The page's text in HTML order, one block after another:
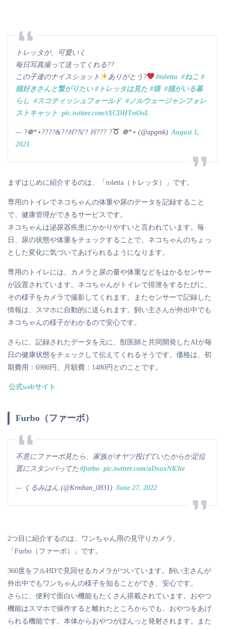
トレッタが、可愛いく
毎日写真撮って送ってくれる??
この子達のナイスショット
ありがとう? #toletta #ねこ #
猫好きさんと繋がりたい #トレッタは見た #猫 #猫がいる暮
らし #スコティッシュフォールド #ノルウェージャンフォレ
ストキャット
pic.twitter.com/tXCDHTnOoL
— ?❁*⋆????&??ℍ?ℕ'? ℍ??? ? ❁*⋆ (@apgmk) August 1,
2021
まずはじめに紹介するのは、「toletta（トレッタ）」です。
専用のトイレでネコちゃんの体重や尿のデータを記録すること
で、健康管理ができるサービスです。
ネコちゃんは泌尿器疾患にかかりやすいと言われています。毎
日、尿の状態や体重をチェックすることで、ネコちゃんのちょっ
とした変化に気づいてあげられるようになります。
専用のトイレには、カメラと尿の量や体重などをはかるセンサー
が設置されています。ネコちゃんがトイレで排泄をするたびに、
その様子をカメラで撮影してくれます。またセンサーで記録した
情報は、スマホに自動的に送られます。飼い主さんが外出中でも
ネコちゃんの様子がわかるので安心です。
さらに、記録されたデータを元に、獣医師と共同開発したAIが毎
日の健康状態をチェックして伝えてくれるそうです。価格は、初
期費用：6980円、月額費：1480円とのことです。
公式webサイト
Furbo（ファーボ）
不意にファーボ見たら、家族がオヤツ投げていたからか定位
置にスタンバってた#furbo pic.twitter.com/aDxoxNK3te
— くるみはん (@Krmhan_0831) June 27, 2022
2つ目に紹介するのは、ワンちゃん用の見守りカメラ、
「Furbo（ファーボ）」です。
360度をフルHDで見回せるカメラがついています。飼い主さんが
外出中でもワンちゃんの様子を知ることができ、安心です。
さらに、便利で面白い機能もたくさん搭載されています。おやつ
機能はスマホで操作すると離れたところからでも、おやつをあげ
られる機能です。本体からおやつがぽんっと発射されます。また